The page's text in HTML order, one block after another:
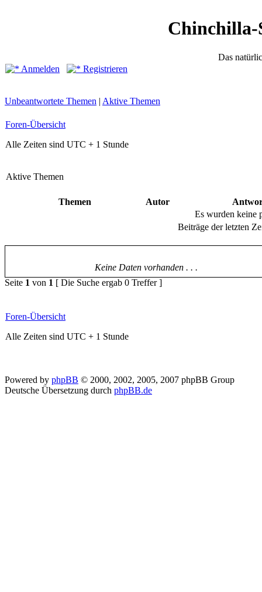
Chinchilla-
Das
Anmelden
Registrieren
Unbeantwortete Themen | Aktive Themen
Foren-Übersicht
Alle Zeiten sind UTC + 1 Stunde
Aktive Themen
Themen Autor
Es wurden keine
Beiträge der letzten
Keine Daten vorhanden . . .
Seite 1 von 1 [ Die Suche ergab 0 Treffer ]
Foren-Übersicht
Alle Zeiten sind UTC + 1 Stunde
Powered by phpBB © 2000, 2002, 2005, 2007 phpBB Group
Deutsche Übersetzung durch phpBB.de